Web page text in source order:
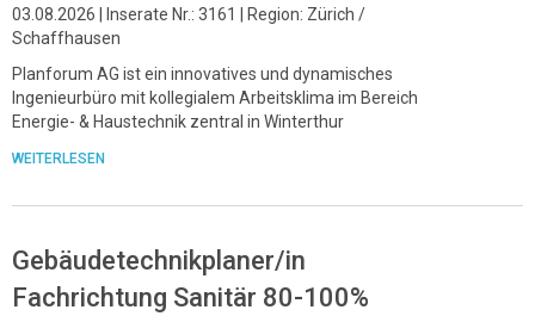
03.08.2026 | Inserate Nr.: 3161 | Region: Zürich /
Schaffhausen
Planforum AG ist ein innovatives und dynamisches
Ingenieurbüro mit kollegialem Arbeitsklima im Bereich
Energie- & Haustechnik zentral in Winterthur
WEITERLESEN
Gebäudetechnikplaner/in
Fachrichtung Sanitär 80-100%